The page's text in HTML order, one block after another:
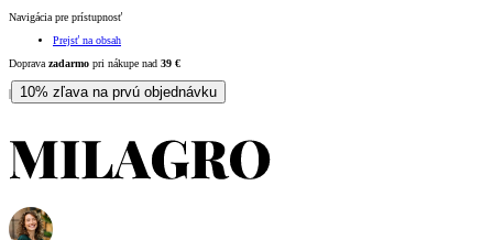
Navigácia pre prístupnosť
Prejsť na obsah
Doprava zadarmo pri nákupe nad 39 €
| 10% zľava na prvú objednávku